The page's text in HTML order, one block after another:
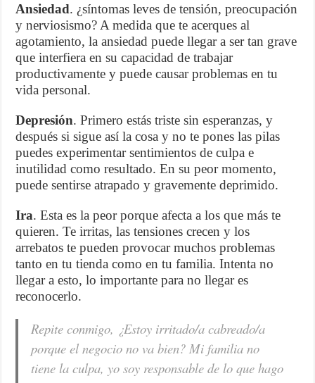
Ansiedad. ¿síntomas leves de tensión, preocupación
y nerviosismo? A medida que te acerques al
agotamiento, la ansiedad puede llegar a ser tan grave
que interfiera en su capacidad de trabajar
productivamente y puede causar problemas en tu
vida personal.
Depresión. Primero estás triste sin esperanzas, y
después si sigue así la cosa y no te pones las pilas
puedes experimentar sentimientos de culpa e
inutilidad como resultado. En su peor momento,
puede sentirse atrapado y gravemente deprimido.
Ira. Esta es la peor porque afecta a los que más te
quieren. Te irritas, las tensiones crecen y los
arrebatos te pueden provocar muchos problemas
tanto en tu tienda como en tu familia. Intenta no
llegar a esto, lo importante para no llegar es
reconocerlo.
Repite conmigo, ¿Estoy irritado/a cabreado/a
porque el negocio no va bien? Mi familia no
tiene la culpa, yo soy responsable de lo que hago